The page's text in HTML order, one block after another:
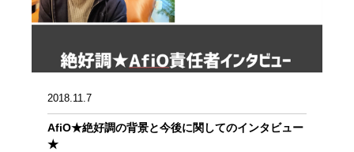
2018.11.7
AfiO★絶好調の背景と今後に関してのインタビュー
★